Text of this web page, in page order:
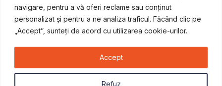
navigare, pentru a vă oferi reclame sau conținut
personalizat și pentru a ne analiza traficul. Făcând clic pe
„Accept”, sunteți de acord cu utilizarea cookie-urilor.
Refuz
Accept
Copyright © 2026 Atv & Moto - Race